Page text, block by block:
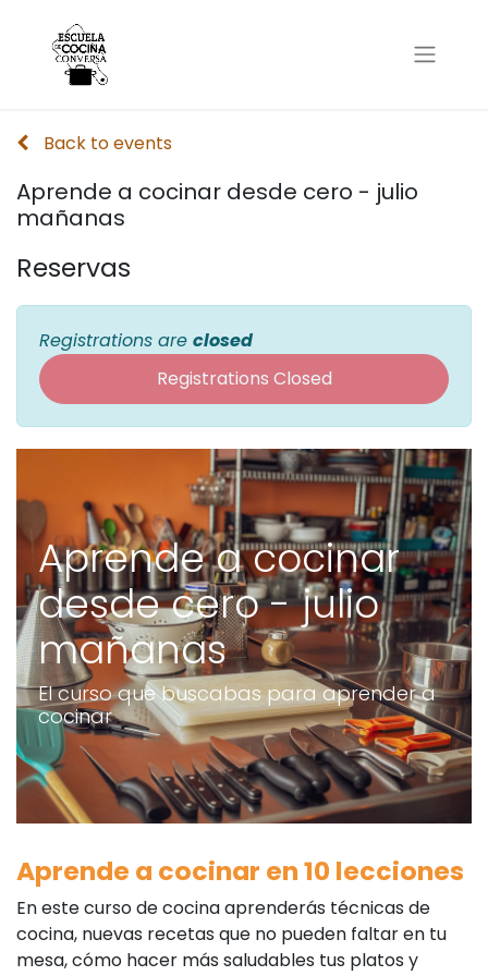
Back to events
Aprende a cocinar desde cero - julio
mañanas
Reservas
Registrations are closed
Registrations Closed
Aprende a cocinar
desde cero - julio
mañanas
El curso que buscabas para aprender a
cocinar
Aprende a cocinar en 10 lecciones
En este curso de cocina aprenderás técnicas de
cocina, nuevas recetas que no pueden faltar en tu
mesa, cómo hacer más saludables tus platos y